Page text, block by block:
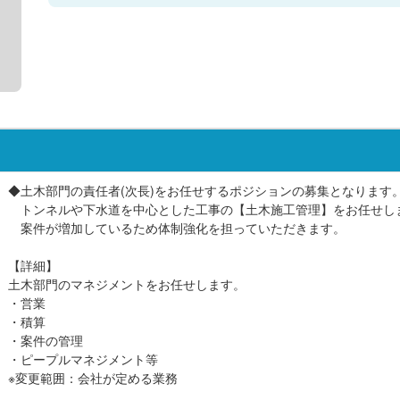
◆土木部門の責任者(次長)をお任せするポジションの募集となります。
トンネルや下水道を中心とした工事の【土木施工管理】をお任せし
案件が増加しているため体制強化を担っていただきます。
【詳細】
土木部門のマネジメントをお任せします。
・営業
・積算
・案件の管理
・ピープルマネジメント等
※変更範囲：会社が定める業務